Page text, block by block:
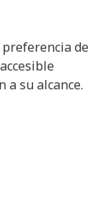
de
a su alcance.